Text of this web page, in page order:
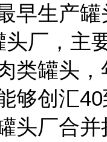
早生产
厂，主
类罐头
够创汇
头厂合